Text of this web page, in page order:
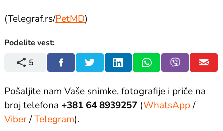
(Telegraf.rs/PetMD)
Podelite vest:
5
Pošaljite nam Vaše snimke, fotografije i priče na
broj telefona +381 64 8939257 (WhatsApp/
Viber/Telegram).